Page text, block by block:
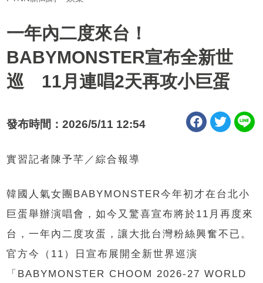
一年內二度來台！
BABYMONSTER宣布全新世
巡 11月連唱2天再攻小巨蛋
發布時間：2026/5/11 12:54
實習記者陳予芊／綜合報導
韓國人氣女團BABYMONSTER今年初才在台北小
巨蛋舉辦演唱會，如今又驚喜宣布將於11月再度來
台，一年內二度攻蛋，讓大批台灣粉絲興奮不已。
官方今（11）日宣布展開全新世界巡演
「BABYMONSTER CHOOM 2026-27 WORLD